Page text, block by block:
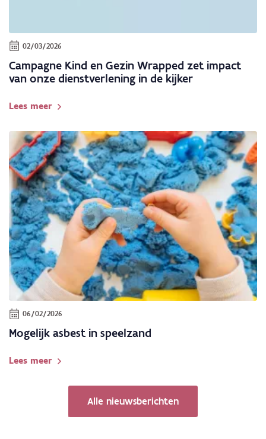
02/03/2026
Campagne Kind en Gezin Wrapped zet impact
van onze dienstverlening in de kijker
Lees meer
06/02/2026
Mogelijk asbest in speelzand
Lees meer
Alle nieuwsberichten